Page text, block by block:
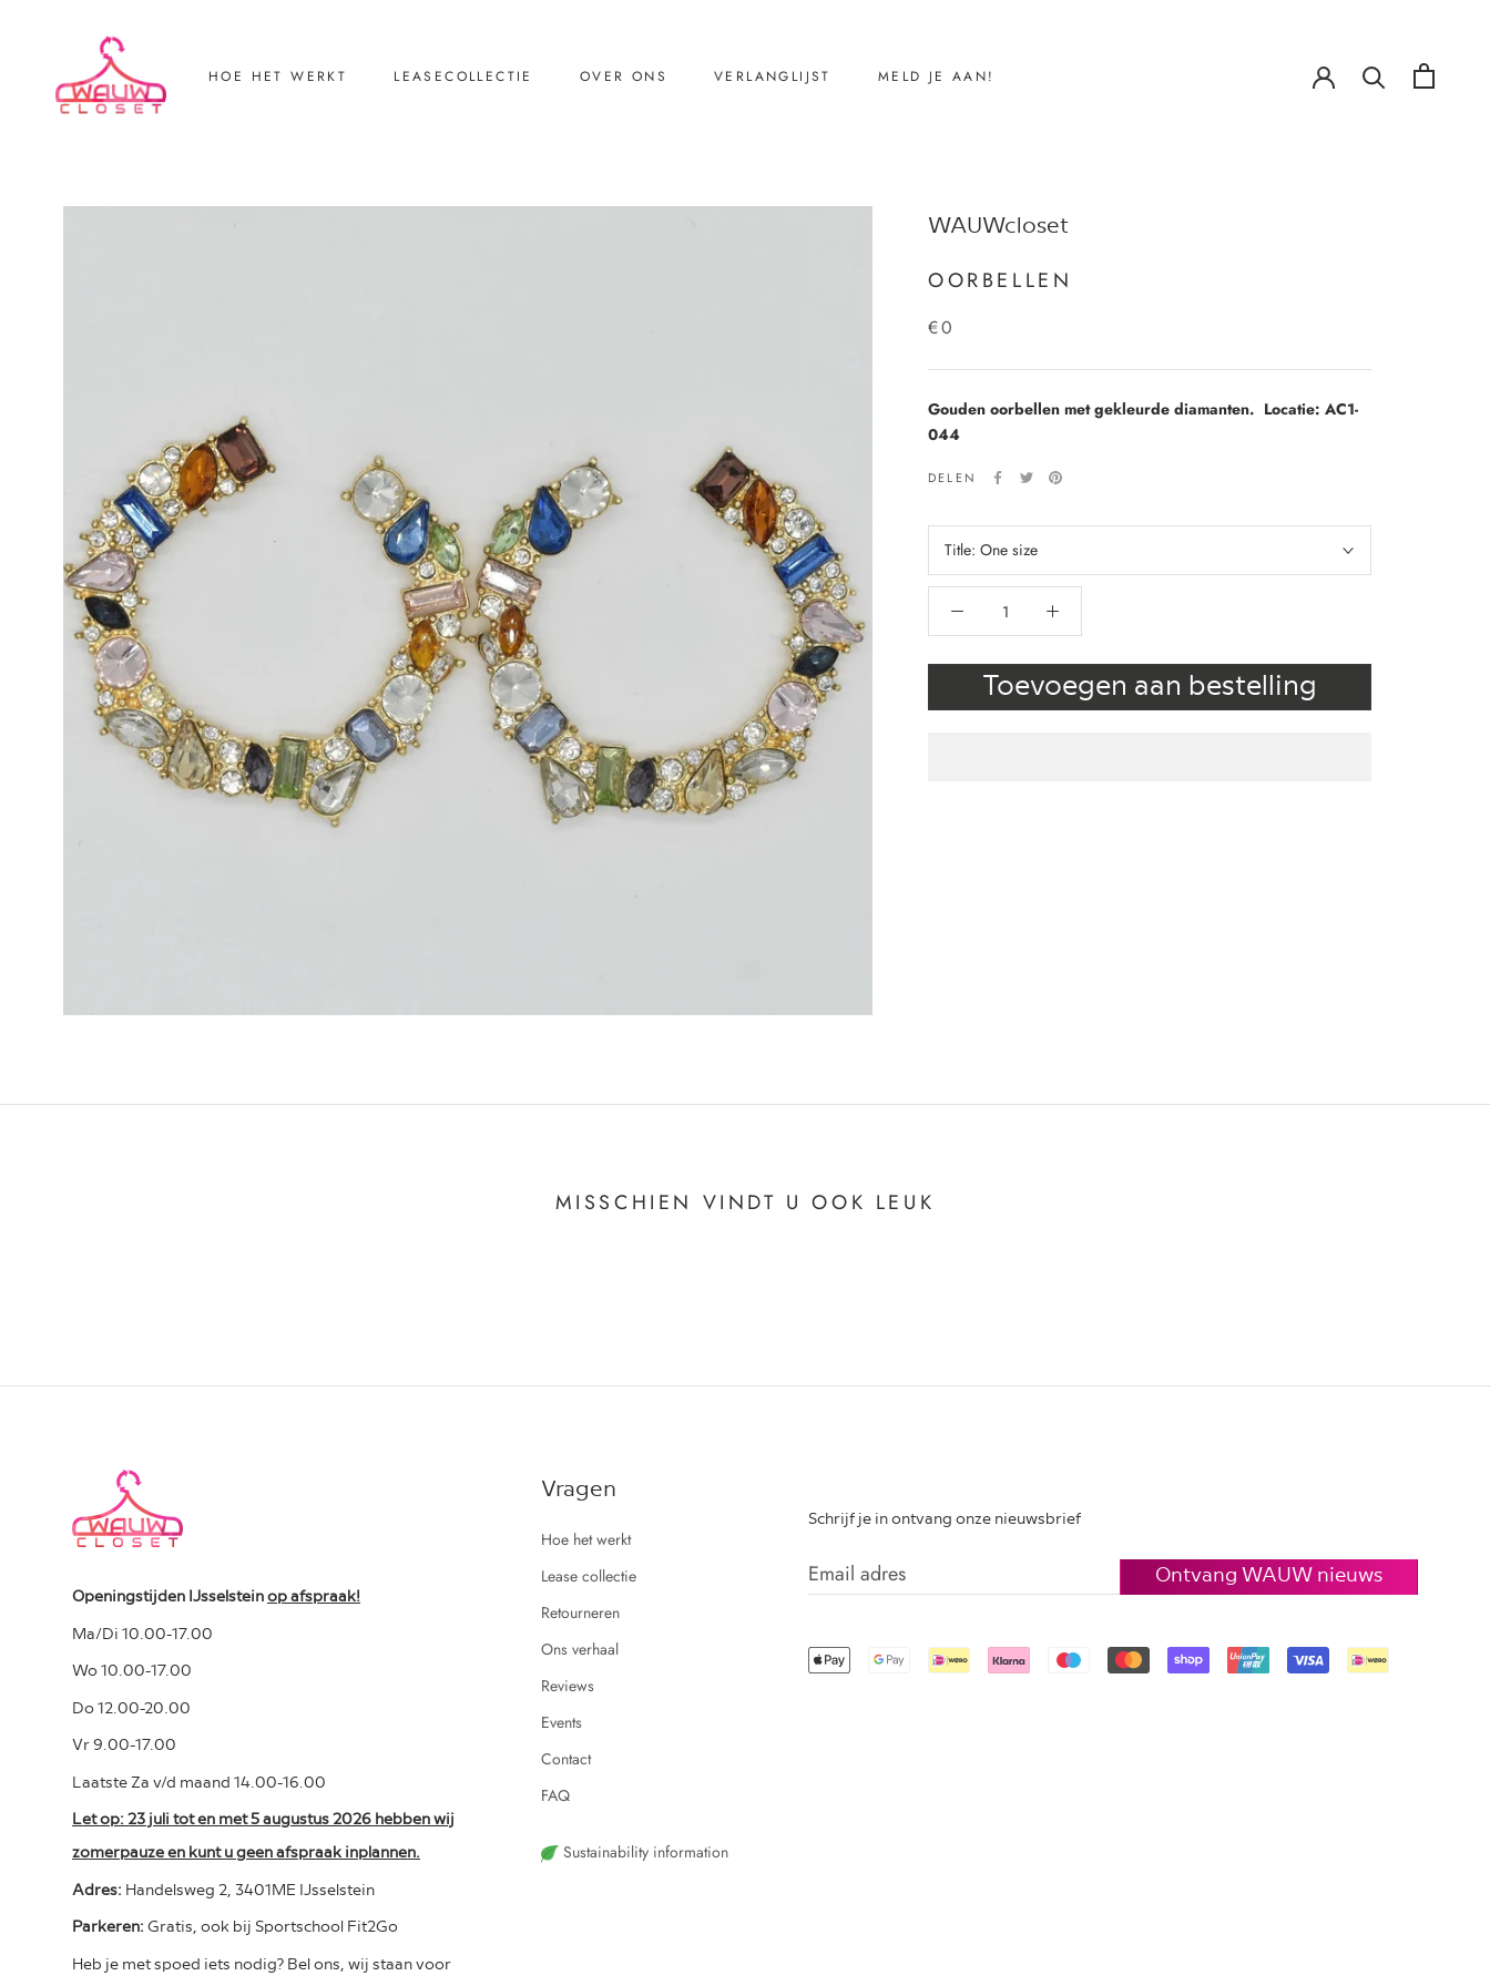
HOE HET WERKT LEASECOLLECTIE OVER ONS VERLANGLIJST MELD JE AAN!
WAUWcloset
OORBELLEN
€0
Gouden oorbellen met gekleurde diamanten. Locatie: AC1-
044
DELEN
Title: One size
Toevoegen aan bestelling
MISSCHIEN VINDT U OOK LEUK
Openingstijden IJsselsteinop afspraak!
Ma/Di 10.00-17.00
Wo 10.00-17.00
Do 12.00-20.00
Vr 9.00-17.00
Laatste Za v/d maand 14.00-16.00
Let op: 23 juli tot en met 5 augustus 2026 hebben wij
zomerpauze en kunt u geen afspraak inplannen.
Adres: Handelsweg 2, 3401ME IJsselstein
Parkeren: Gratis, ook bij Sportschool Fit2Go
Heb je met spoed iets nodig? Bel ons, wij staan voor
Vragen
Hoe het werkt
Lease collectie
Retourneren
Ons verhaal
Reviews
Events
Contact
FAQ
Sustainability information
Schrijf je in ontvang onze nieuwsbrief
Ontvang WAUW nieuws